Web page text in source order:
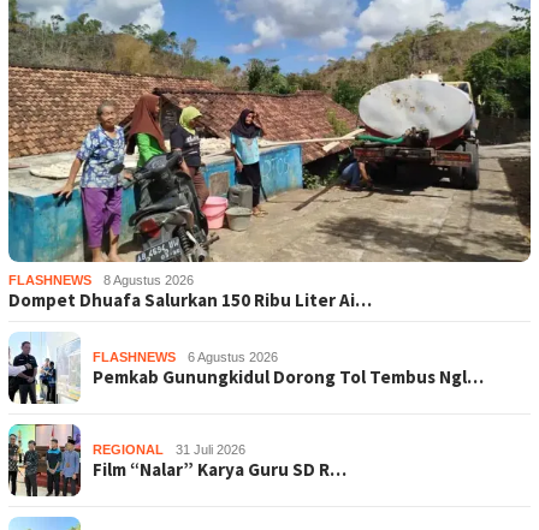
FLASHNEWS 8 Agustus 2026
Dompet Dhuafa Salurkan 150 Ribu Liter Ai…
FLASHNEWS 6 Agustus 2026
Pemkab Gunungkidul Dorong Tol Tembus Ngl…
REGIONAL 31 Juli 2026
Film “Nalar” Karya Guru SD R…